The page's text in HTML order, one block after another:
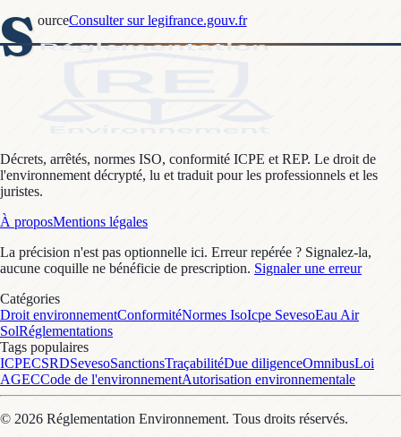
S ourceConsulter sur legifrance.gouv.fr
Décrets, arrêtés, normes ISO, conformité ICPE et REP. Le droit de
l'environnement décrypté, lu et traduit pour les professionnels et les
juristes.
À proposMentions légales
La précision n'est pas optionnelle ici. Erreur repérée ? Signalez-la,
aucune coquille ne bénéficie de prescription. Signaler une erreur
Catégories
Droit environnementConformitéNormes IsoIcpe SevesoEau Air
SolRéglementations
Tags populaires
ICPECSRDSevesoSanctionsTraçabilitéDue diligenceOmnibusLoi
AGECCode de l'environnementAutorisation environnementale
© 2026 Réglementation Environnement. Tous droits réservés.